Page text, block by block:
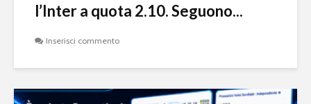
l’Inter a quota 2.10. Seguono...
Inserisci commento